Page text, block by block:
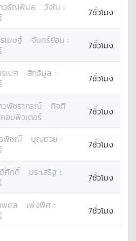
วธัญพิมล วังใน :
7ชั่วโมง
เมษฐ์ จันทร์ย้อน :
7ชั่วโมง
เมศ สิทธิมูล :
7ชั่วโมง
วพัชราภรณ์
กิจติ
อมพิวเตอร์ 7ชั่วโมง
พิชญ์ บุญตวย :
7ชั่วโมง
ศักดิ์ ประเสริฐ :
7ชั่วโมง
ดล เพ่งพิศ :
7ชั่วโมง